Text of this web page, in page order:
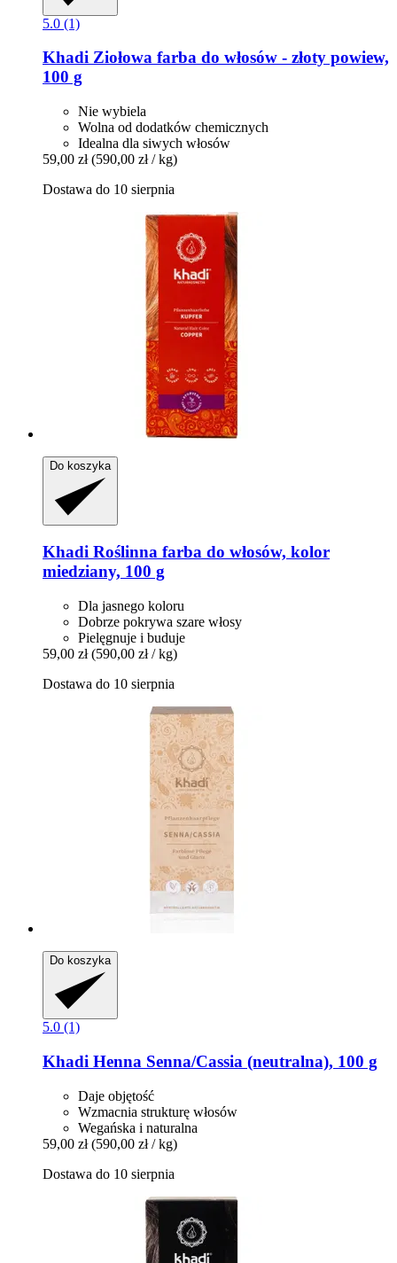
5.0 (1)
Khadi Ziołowa farba do włosów -​ złoty powiew,
100 g
Nie wybiela
Wolna od dodatków chemicznych
Idealna dla siwych włosów
59,00 zł (590,00 zł / kg)
Dostawa do 10 sierpnia
Do koszyka
Khadi Roślinna farba do włosów, kolor
miedziany, 100 g
Dla jasnego koloru
Dobrze pokrywa szare włosy
Pielęgnuje i buduje
59,00 zł (590,00 zł / kg)
Dostawa do 10 sierpnia
Do koszyka
5.0 (1)
Khadi Henna Senna/Cassia (neutralna), 100 g
Daje objętość
Wzmacnia strukturę włosów
Wegańska i naturalna
59,00 zł (590,00 zł / kg)
Dostawa do 10 sierpnia